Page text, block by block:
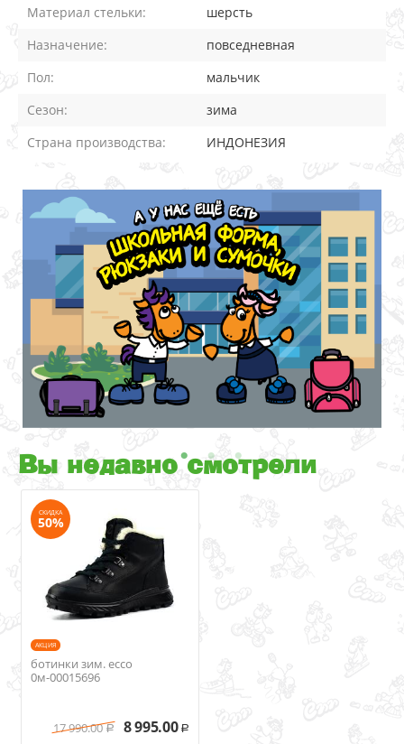
Материал стельки:
шерсть
Назначение:
повседневная
Пол:
мальчик
Сезон:
зима
Страна производства:
ИНДОНЕЗИЯ
Вы недавно смотрели
СКИДКА
50%
AКЦИЯ
ботинки зим. ecco
0м-00015696
17 990.00 Р 8 995.00 Р